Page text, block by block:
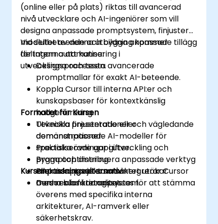
(online eller på plats) riktas till avancerad
nivå utvecklare och AI-ingeniörer som vill
designa anpassade promptsystem, finjustera
modellbeteende och bygga anpassade tillägg
för intern automatisering i
utvecklingsprocessen.
Vid slutet av denna utbildning kommer
deltagarna att kunna:
Designa och testa avancerade
promptmallar för exakt AI-beteende.
Koppla Cursor till interna API:er och
kunskapsbaser för kontextkänslig
kodgenerering.
Utveckla finjusterade eller
domänanpassade AI-modeller för
specialiserade uppgifter.
Bygga och distribuera anpassade verktyg
eller adaptorer som säkert utökar
Cursor:s funktionalitet.
Formatet för Kursen
Tekniska presentationer och vägledande
demonstrationer.
Praktiska övningar i utveckling och
promptoptimering.
Praktiska projekt som integrerar Cursor
med reala företagssystem.
Kursanpassningsalternativ
Denna kurs kan anpassas för att stämma
överens med specifika interna
arkitekturer, AI-ramverk eller
säkerhetskrav.